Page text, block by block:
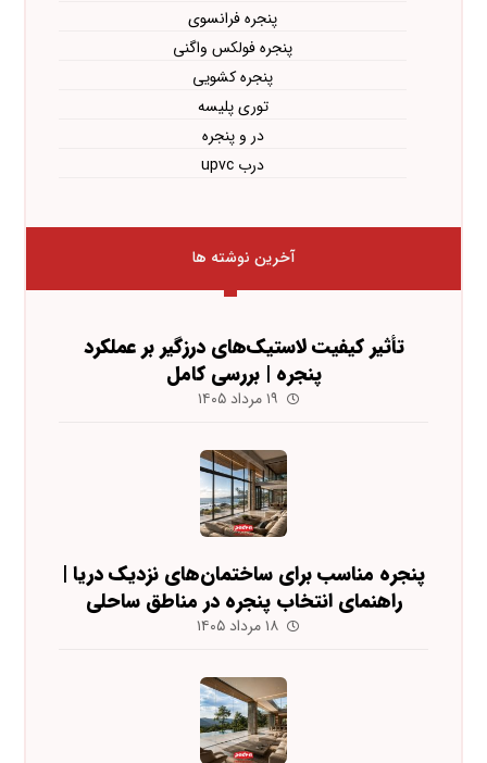
پنجره فرانسوی
پنجره فولکس واگنی
پنجره کشویی
توری پلیسه
در و پنجره
درب upvc
آخرین نوشته ها
تأثیر کیفیت لاستیک‌های درزگیر بر عملکرد
پنجره | بررسی کامل
۱۹ مرداد ۱۴۰۵
پنجره مناسب برای ساختمان‌های نزدیک دریا |
راهنمای انتخاب پنجره در مناطق ساحلی
۱۸ مرداد ۱۴۰۵